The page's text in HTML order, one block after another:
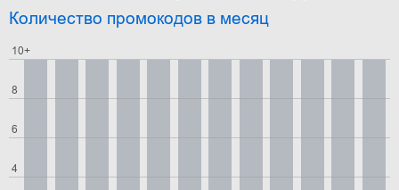
Количество промокодов в месяц
4
6
8
10+